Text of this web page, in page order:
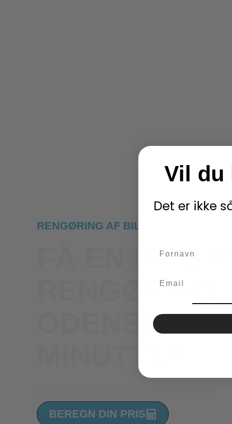
RENGØRING AF BIL ODENSE C
FÅ EN PRIS
RENGØRING
ODENSE C
BEREGN DIN PRIS
Vil du
Det er ikke